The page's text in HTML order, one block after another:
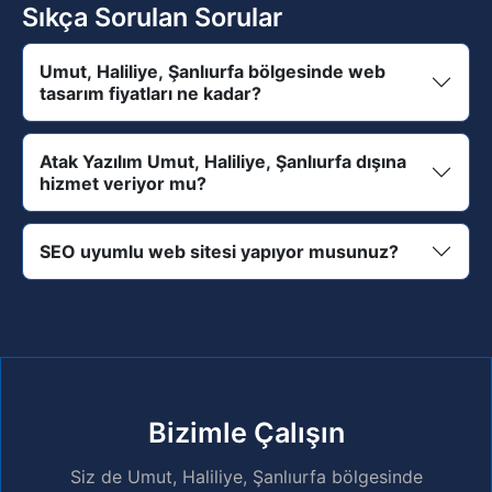
Sıkça Sorulan Sorular
Umut, Haliliye, Şanlıurfa bölgesinde web
tasarım fiyatları ne kadar?
Atak Yazılım Umut, Haliliye, Şanlıurfa dışına
hizmet veriyor mu?
SEO uyumlu web sitesi yapıyor musunuz?
Bizimle Çalışın
Siz de Umut, Haliliye, Şanlıurfa bölgesinde